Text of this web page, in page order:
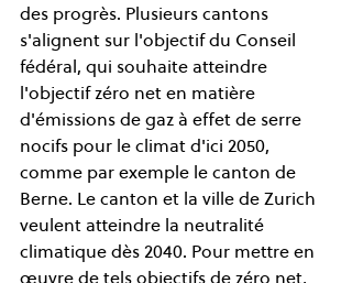
des progrès. Plusieurs cantons
s'alignent sur l'objectif du Conseil
fédéral, qui souhaite atteindre
l'objectif zéro net en matière
d'émissions de gaz à effet de serre
nocifs pour le climat d'ici 2050,
comme par exemple le canton de
Berne. Le canton et la ville de Zurich
veulent atteindre la neutralité
climatique dès 2040. Pour mettre en
œuvre de tels objectifs de zéro net,